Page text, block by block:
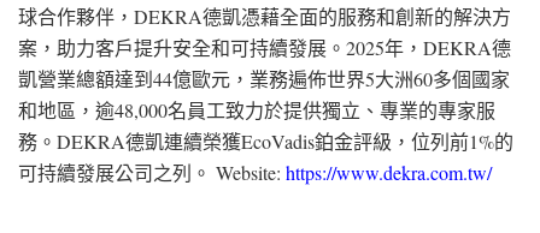
球合作夥伴，DEKRA德凱憑藉全面的服務和創新的解決方
案，助力客戶提升安全和可持續發展。2025年，DEKRA德
凱營業總額達到44億歐元，業務遍佈世界5大洲60多個國家
和地區，逾48,000名員工致力於提供獨立、專業的專家服
務。DEKRA德凱連續榮獲EcoVadis鉑金評級，位列前1%的
可持續發展公司之列。 Website: https://www.dekra.com.tw/